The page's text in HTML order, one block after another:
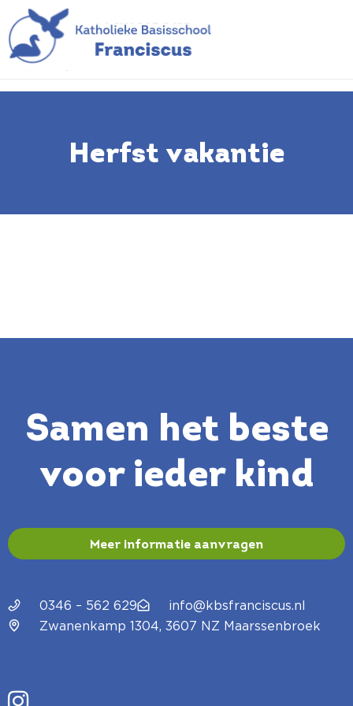
Herfst vakantie
Samen het beste
voor ieder kind
Meer informatie aanvragen
0346 – 562 629
info@kbsfranciscus.nl
Zwanenkamp 1304, 3607 NZ Maarssenbroek